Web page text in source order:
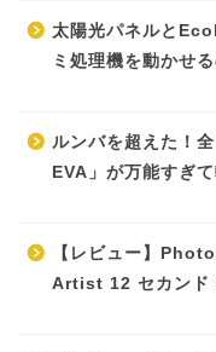
太陽光パネルと
ミ処理機を動かせ
ルンバを超えた！
EVA」が万能すぎ
【レビュー】
Artist 12 セカンド